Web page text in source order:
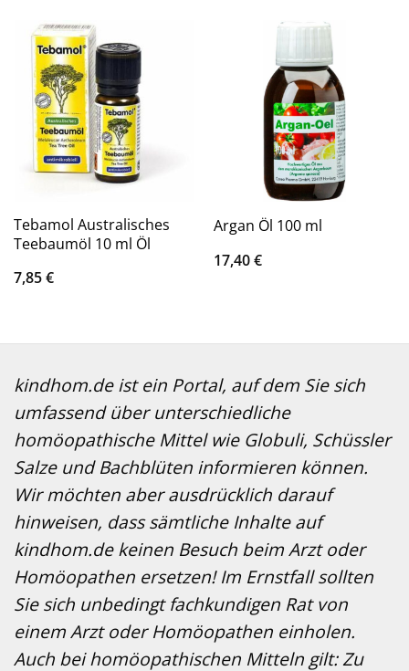
Tebamol Australisches
Teebaumöl 10 ml Öl
7,85€
Argan Öl 100 ml
17,40€
kindhom.de ist ein Portal, auf dem Sie sich
umfassend über unterschiedliche
homöopathische Mittel wie Globuli, Schüssler
Salze und Bachblüten informieren können.
Wir möchten aber ausdrücklich darauf
hinweisen, dass sämtliche Inhalte auf
kindhom.de keinen Besuch beim Arzt oder
Homöopathen ersetzen! Im Ernstfall sollten
Sie sich unbedingt fachkundigen Rat von
einem Arzt oder Homöopathen einholen.
Auch bei homöopathischen Mitteln gilt: Zu